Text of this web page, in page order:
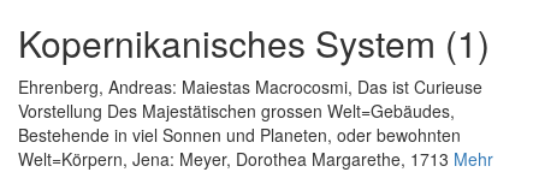
Kopernikanisches System (1)
Ehrenberg, Andreas: Maiestas Macrocosmi, Das ist Curieuse
Vorstellung Des Majestätischen grossen Welt=Gebäudes,
Bestehende in viel Sonnen und Planeten, oder bewohnten
Welt=Körpern, Jena: Meyer, Dorothea Margarethe, 1713 Mehr